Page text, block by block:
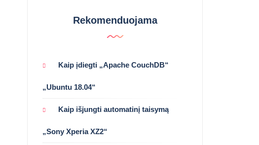
Rekomenduojama
Kaip įdiegti „Apache CouchDB“
„Ubuntu 18.04“
Kaip išjungti automatinį taisymą
„Sony Xperia XZ2“